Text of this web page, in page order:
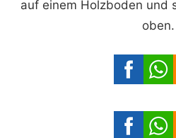
auf einem Holzboden und
oben.